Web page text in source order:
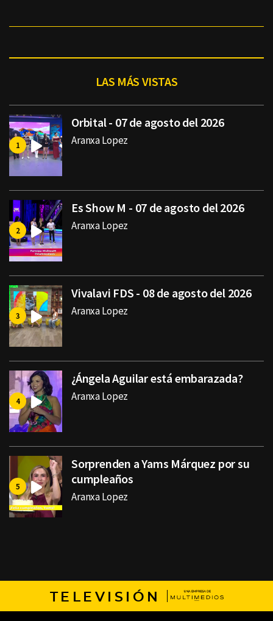
LAS MÁS VISTAS
Orbital - 07 de agosto del 2026
Aranxa Lopez
Es Show M - 07 de agosto del 2026
Aranxa Lopez
Vivalavi FDS - 08 de agosto del 2026
Aranxa Lopez
¿Ángela Aguilar está embarazada?
Aranxa Lopez
Sorprenden a Yams Márquez por su
cumpleaños
Aranxa Lopez
TELEVISIÓN